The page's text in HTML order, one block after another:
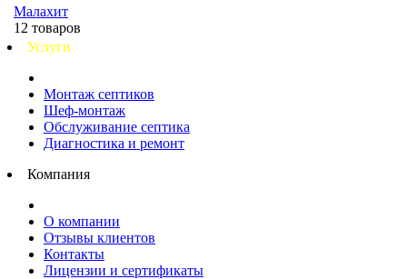
Малахит
12 товаров
Услуги
Монтаж септиков
Шеф-монтаж
Обслуживание септика
Диагностика и ремонт
Компания
О компании
Отзывы клиентов
Контакты
Лицензии и сертификаты